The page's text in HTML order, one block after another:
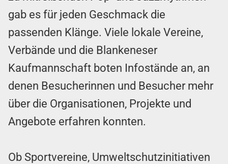
gab es für jeden Geschmack die
passenden Klänge. Viele lokale Vereine,
Verbände und die Blankeneser
Kaufmannschaft boten Infostände an, an
denen Besucherinnen und Besucher mehr
über die Organisationen, Projekte und
Angebote erfahren konnten.
Ob Sportvereine, Umweltschutzinitiativen